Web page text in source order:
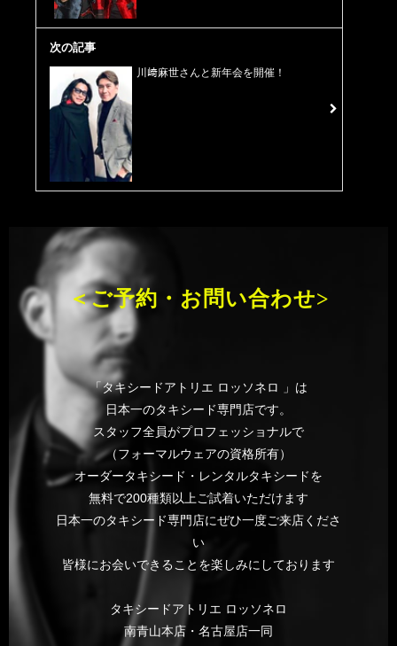
次の記事
川﨑麻世さんと新年会を開催！
＜ご予約・お問い合わせ>
「タキシードアトリエ ロッソネロ 」は
日本一のタキシード専門店です。
スタッフ全員がプロフェッショナルで
（フォーマルウェアの資格所有）
オーダータキシード・レンタルタキシードを
無料で200種類以上ご試着いただけます
日本一のタキシード専門店にぜひ一度ご来店くださ
い
皆様にお会いできることを楽しみにしております
タキシードアトリエ ロッソネロ
南青山本店・名古屋店一同